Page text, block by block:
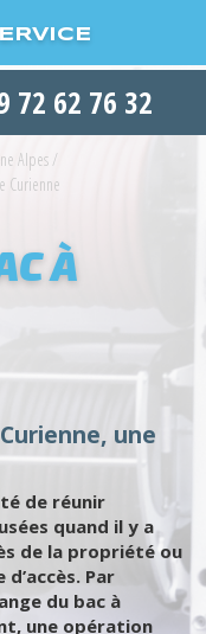
72 62 76 32
Alpes/
Curienne
À
une
de réunir
quand il y a
de la propriété ou
Par
du bac à
une opération